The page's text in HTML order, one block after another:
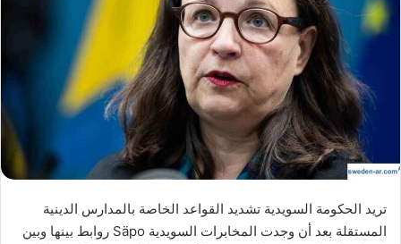
تريد الحكومة السويدية تشديد القواعد الخاصة بالمدارس الدينية
المستقلة بعد أن وجدت المخابرات السويدية Säpo روابط بينها وبين